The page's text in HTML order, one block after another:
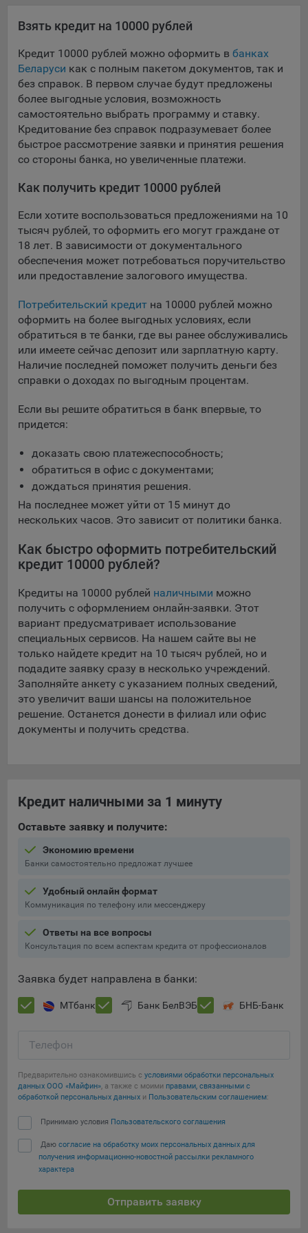
сервис показа контекстной рекламы. Адрес: Yandex
Google Ads - сервис показа контекстной рекламы,
предоставляемый компанией Google Ireland Ltd, Gordon
House Barrow Street Dublin 4, D04E5W5 Ireland.
Сохранить мои изменения
Сохранить по умолчанию
Взять кредит на 10000 рублей
Кредит 10000 рублей можно оформить в банках
Беларуси как с полным пакетом документов, так и
без справок. В первом случае будут предложены
более выгодные условия, возможность
самостоятельно выбрать программу и ставку.
Кредитование без справок подразумевает более
быстрое рассмотрение заявки и принятия решения
со стороны банка, но увеличенные платежи.
Как получить кредит 10000 рублей
Если хотите воспользоваться предложениями на 10
тысяч рублей, то оформить его могут граждане от
18 лет. В зависимости от документального
обеспечения может потребоваться поручительство
или предоставление залогового имущества.
Потребительский кредит на 10000 рублей можно
оформить на более выгодных условиях, если
обратиться в те банки, где вы ранее обслуживались
или имеете сейчас депозит или зарплатную карту.
Наличие последней поможет получить деньги без
справки о доходах по выгодным процентам.
Если вы решите обратиться в банк впервые, то
придется:
доказать свою платежеспособность;
обратиться в офис с документами;
дождаться принятия решения.
На последнее может уйти от 15 минут до
нескольких часов. Это зависит от политики банка.
Как быстро оформить потребительский
кредит 10000 рублей?
Кредиты на 10000 рублей наличными можно
получить с оформлением онлайн-заявки. Этот
вариант предусматривает использование
специальных сервисов. На нашем сайте вы не
только найдете кредит на 10 тысяч рублей, но и
подадите заявку сразу в несколько учреждений.
Заполняйте анкету с указанием полных сведений,
это увеличит ваши шансы на положительное
решение. Останется донести в филиал или офис
документы и получить средства.
Кредит наличными за 1 минуту
Оставьте заявку и получите:
Экономию времени
Банки самостоятельно предложат лучшее
Удобный онлайн формат
Коммуникация по телефону или мессенджеру
Ответы на все вопросы
Консультация по всем аспектам кредита от профессионалов
Заявка будет направлена в банки:
МТбанк Банк БелВЭБ БНБ-Банк
Телефон
Предварительно ознакомившись с условиями обработки персональных
данных ООО «Майфин», а также с моими правами, связанными с
обработкой персональных данных и Пользовательским соглашением:
Принимаю условия Пользовательского соглашения
Даю согласие на обработку моих персональных данных для
получения информационно-новостной рассылки рекламного
характера
Отправить заявку